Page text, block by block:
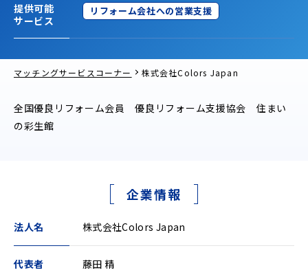
マッチングサービスコーナー 株式会社Colors Japan
提供可能
サービス
リフォーム会社への営業支援
全国優良リフォーム会員 優良リフォーム支援協会 住まい
の彩生館
企業情報
法人名 株式会社Colors Japan
代表者 藤田 精